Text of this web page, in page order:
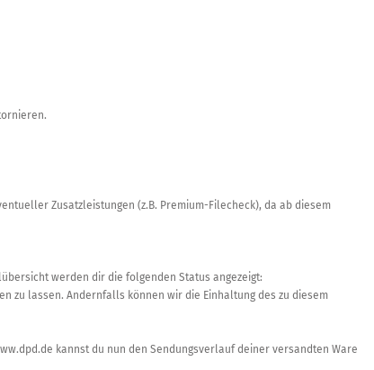
Zusatzleistungen (z.B. Premium-Filecheck), da ab diesem
werden dir die folgenden Status angezeigt:
zu lassen. Andernfalls können wir die Einhaltung des zu diesem
kannst du nun den Sendungsverlauf deiner versandten Ware